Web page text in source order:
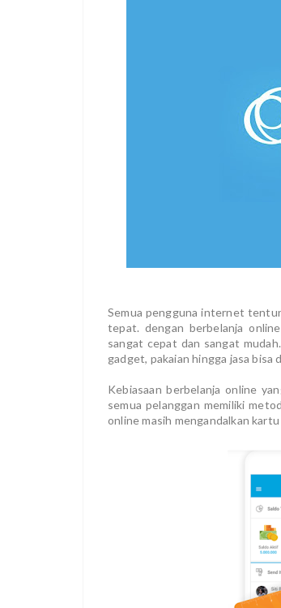
Semua pengguna internet
tepat. dengan berbelanja
sangat cepat dan sangat
gadget, pakaian hingga jasa
Kebiasaan berbelanja online
semua pelanggan memiliki
online masih mengandalkan